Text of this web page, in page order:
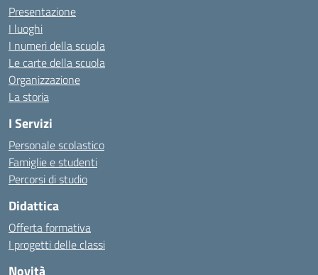
Presentazione
I luoghi
I numeri della scuola
Le carte della scuola
Organizzazione
La storia
I Servizi
Personale scolastico
Famiglie e studenti
Percorsi di studio
Didattica
Offerta formativa
I progetti delle classi
Novità